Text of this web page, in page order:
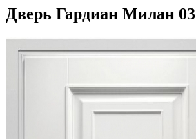
Дверь Гардиан Милан 03